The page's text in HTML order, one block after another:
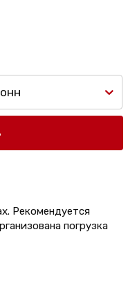
Рекомендуется
погрузка